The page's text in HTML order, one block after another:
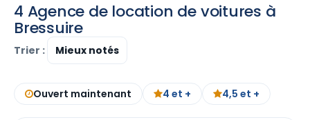
4 Agence de location de voitures à
Bressuire
Trier :
Ouvert maintenant 4 et + 4,5 et +